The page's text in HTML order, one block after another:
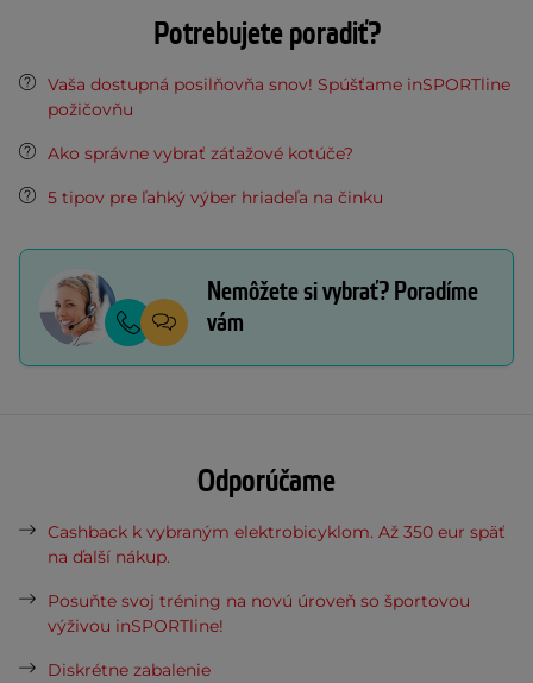
Potrebujete poradiť?
Vaša dostupná posilňovňa snov! Spúšťame inSPORTline
požičovňu
Ako správne vybrať záťažové kotúče?
5 tipov pre ľahký výber hriadeľa na činku
Nemôžete si vybrať? Poradíme
vám
Odporúčame
Cashback k vybraným elektrobicyklom. Až 350 eur späť
na ďalší nákup.
Posuňte svoj tréning na novú úroveň so športovou
výživou inSPORTline!
Diskrétne zabalenie